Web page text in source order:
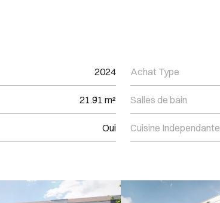
2024 Achat Type
21.91 m² Salles de bain
Oui Cuisine Independante